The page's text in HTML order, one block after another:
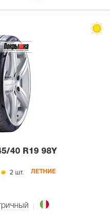
40 R19 98Y
2 шт. ЛЕТНИЕ